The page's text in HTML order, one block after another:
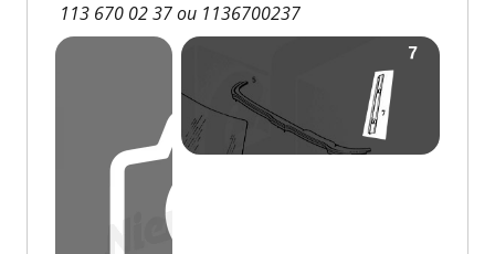
113 670 02 37 ou 1136700237